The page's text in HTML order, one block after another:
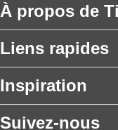
À propos de
Liens rapides
Inspiration
Suivez-nous